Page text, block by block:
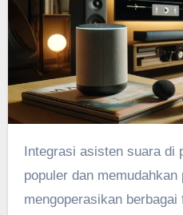
populer dan memudahkan
mengoperasikan